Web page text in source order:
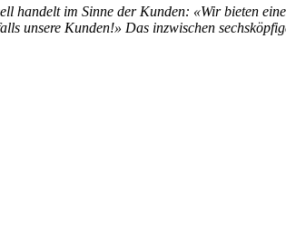
im Sinne der Kunden: «Wir bieten
unsere Kunden!» Das inzwischen